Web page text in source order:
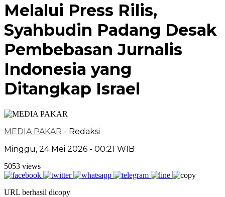
Melalui Press Rilis,
Syahbudin Padang Desak
Pembebasan Jurnalis
Indonesia yang
Ditangkap Israel
MEDIA PAKAR - Redaksi
Minggu, 24 Mei 2026 - 00:21 WIB
5053 views
URL berhasil dicopy